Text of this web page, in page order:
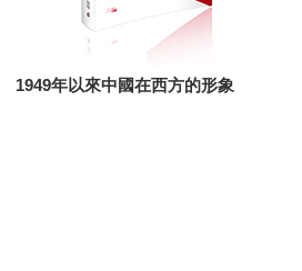
1949年以來中國在西方的形象